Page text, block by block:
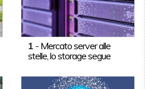
1 - Mercato server alle
stelle, lo storage segue